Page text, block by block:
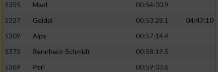
5355
Madl
00:54:00.9
5327
Geidel 00:53:28.1
04:47:10
5309
Alps
00:57:14.4
5375
Rennhack-Schmidt
00:58:19.5
5369
Perl
00:59:03.6